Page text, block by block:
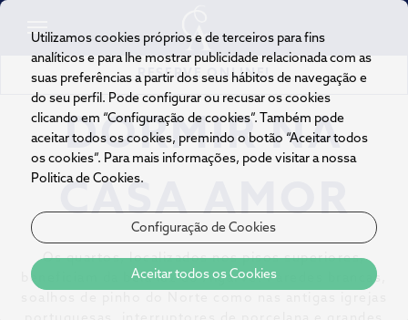
RESERVE ONLINE!
DORMIR NA
CASA AMOR
Os quartos, localizados nos pisos superiores,
beneficiam da bela luz do Algarve. Paredes brancas,
Utilizamos cookies próprios e de terceiros para fins
analíticos e para lhe mostrar publicidade relacionada com as
suas preferências a partir dos seus hábitos de navegação e
do seu perfil. Pode configurar ou recusar os cookies
clicando em “Configuração de cookies”. Também pode
aceitar todos os cookies, premindo o botão “Aceitar todos
os cookies”. Para mais informações, pode visitar a nossa
Politica de Cookies.
Configuração de Cookies
Aceitar todos os Cookies